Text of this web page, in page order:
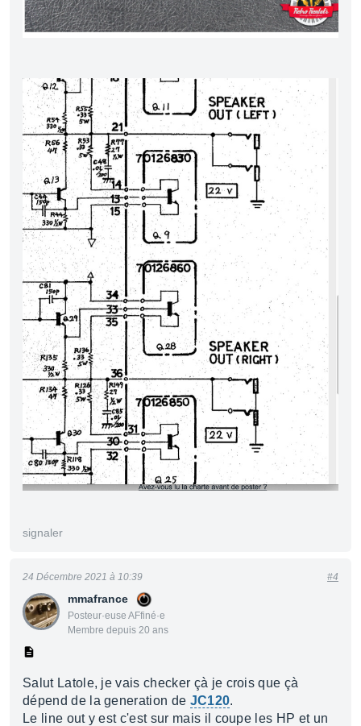
signaler
mmafrance
Posteur·euse AFfiné·e
Membre depuis 20 ans
24 Décembre 2021 à 10:39 #4
Salut Latole, je vais checker çà je crois que çà
dépend de la generation de JC120.
Le line out y est c'est sur mais il coupe les HP et un